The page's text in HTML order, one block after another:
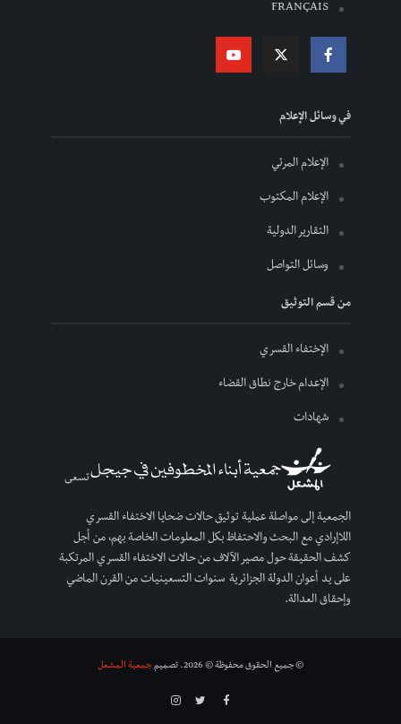
FRANÇAIS
في وسائل الإعلام
الإعلام المرئي
الإعلام المكتوب
التقارير الدولية
وسائل التواصل
من قسم التوثيق
الإختفاء القسري
الإعدام خارج نطاق القضاء
شهادات
تسعى
الجمعية إلى مواصلة عملية توثيق حالات ضحايا الاختفاء القسري
اللاإرادي مع البحث والاحتفاظ بكل المعلومات الخاصة بهم، من أجل
كشف الحقيقة حول مصير الآلاف من حالات الاختفاء القسري المرتكبة
على يد أعوان الدولة الجزائرية سنوات التسعينيات من القرن الماضي
وإحقاق العدالة.
© جميع الحقوق محفوظة © 2026. تصميم جمعية المشعل